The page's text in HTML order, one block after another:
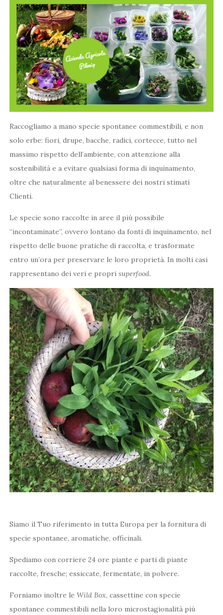
Raccogliamo a mano specie spontanee commestibili, e non
solo erbe: fiori, drupe, bacche, radici, cortecce, tutto nel
massimo rispetto dell’ambiente, con attenzione alla
sostenibilità e a evitare qualsiasi forma di inquinamento,
oltre che naturalmente al benessere dei nostri stimati
Clienti.
Le specie sono raccolte in aree il più possibile
“incontaminate”, ovvero lontano da fonti di inquinamento, nel
rispetto delle buone pratiche di raccolta, e trasformate
entro un’ora per preservare le loro proprietà. In molti casi
rappresentano dei veri e proprisuperfood.
Siamo il Tuo riferimento in tutta Europa per la fornitura di
specie spontanee, aromatiche, officinali.
Spediamo con corriere 24 ore piante e parti di piante
raccolte, fresche; essiccate, fermentate, in polvere.
Forniamo inoltre leWild Box, cassettine con specie
spontanee commestibili nella loro microstagionalità più